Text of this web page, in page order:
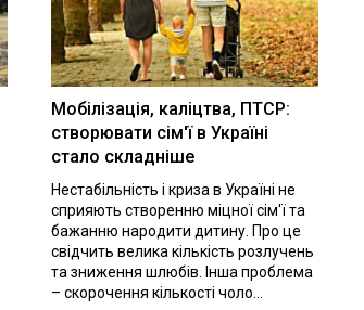
Мобілізація, каліцтва, ПТСР:
створювати сім'ї в Україні
стало складніше
Нестабільність і криза в Україні не
сприяють створенню міцної сім'ї та
бажанню народити дитину. Про це
свідчить велика кількість розлучень
та зниження шлюбів. Інша проблема
– скорочення кількості чоло...